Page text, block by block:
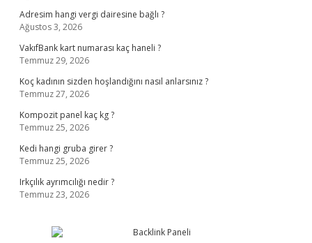
Adresim hangi vergi dairesine bağlı ?
Ağustos 3, 2026
VakıfBank kart numarası kaç haneli ?
Temmuz 29, 2026
Koç kadının sizden hoşlandığını nasıl anlarsınız ?
Temmuz 27, 2026
Kompozit panel kaç kg ?
Temmuz 25, 2026
Kedi hangi gruba girer ?
Temmuz 25, 2026
Irkçılık ayrımcılığı nedir ?
Temmuz 23, 2026